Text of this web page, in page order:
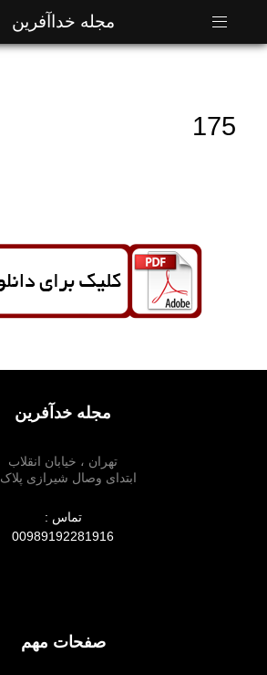
مجله خداآفرین
175
مجله خدآفرین
تهران ، خیابان انقلاب
ابتدای وصال شیرازی پلاک 7
تماس :
00989192281916
صفحات مهم